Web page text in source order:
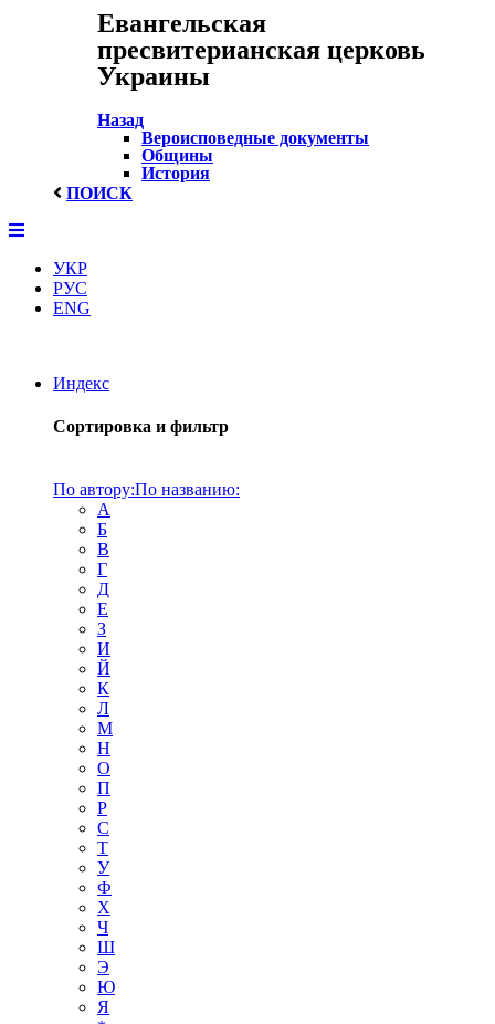
Евангельская
пресвитерианская церковь
Украины
Назад
Вероисповедные документы
Общины
История
ПОИСК
УКР
РУС
ENG
Индекс
Сортировка и фильтр
По автору:По названию:
А
Б
В
Г
Д
Е
З
И
Й
К
Л
М
Н
О
П
Р
С
Т
У
Ф
Х
Ч
Ш
Э
Ю
Я